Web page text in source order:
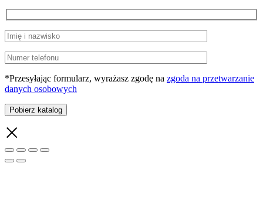
*Przesyłając formularz, wyrażasz zgodę na zgoda na przetwarzanie
danych osobowych